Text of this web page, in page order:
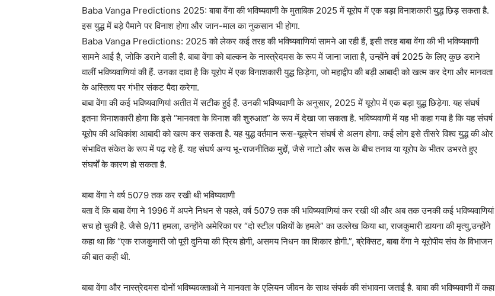
Baba Vanga Predictions 2025: बाबा वेंगा की भविष्यवाणी के मुताबिक 2025 में यूरोप में एक बड़ा विनाशकारी युद्ध छिड़ सकता है.
इस युद्ध में बड़े पैमाने पर विनाश होगा और जान-माल का नुकसान भी होगा.
Baba Vanga Predictions: 2025 को लेकर कई तरह की भविष्यवाणियां सामने आ रही हैं, इसी तरह बाबा वेंगा की भी भविष्यवाणी
सामने आई है, जोकि डराने वाली है. बाबा वेंगा को बाल्कन के नास्त्रेदमस के रूप में जाना जाता है, उन्होंने वर्ष 2025 के लिए कुछ डराने
वालीं भविष्यवाणियां की हैं. उनका दावा है कि यूरोप में एक विनाशकारी युद्ध छिड़ेगा, जो महाद्वीप की बड़ी आबादी को खत्म कर देगा और मानवता
के अस्तित्व पर गंभीर संकट पैदा करेगा.
बाबा वेंगा की कई भविष्यवाणियां अतीत में सटीक हुई हैं. उनकी भविष्यवाणी के अनुसार, 2025 में यूरोप में एक बड़ा युद्ध छिड़ेगा. यह संघर्ष
इतना विनाशकारी होगा कि इसे “मानवता के विनाश की शुरुआत” के रूप में देखा जा सकता है. भविष्यवाणी में यह भी कहा गया है कि यह संघर्ष
यूरोप की अधिकांश आबादी को खत्म कर सकता है. यह युद्ध वर्तमान रूस-यूक्रेन संघर्ष से अलग होगा. कई लोग इसे तीसरे विश्व युद्ध की ओर
संभावित संकेत के रूप में पढ़ रहे हैं. यह संघर्ष अन्य भू-राजनीतिक मुद्दों, जैसे नाटो और रूस के बीच तनाव या यूरोप के भीतर उभरते हुए
संघर्षों के कारण हो सकता है.
बाबा वेंगा ने वर्ष 5079 तक कर रखी थी भविष्यवाणी
बता दें कि बाबा वेंगा ने 1996 में अपने निधन से पहले, वर्ष 5079 तक की भविष्यवाणियां कर रखी थी और अब तक उनकी कई भविष्यवाणियां
सच हो चुकी है. जैसे 9/11 हमला, उन्होंने अमेरिका पर “दो स्टील पक्षियों के हमले” का उल्लेख किया था, राजकुमारी डायना की मृत्यु,उन्होंने
कहा था कि “एक राजकुमारी जो पूरी दुनिया की प्रिय होगी, असमय निधन का शिकार होगी.”, ब्रेक्सिट, बाबा वेंगा ने यूरोपीय संघ के विभाजन
की बात कही थी.
बाबा वेंगा और नास्त्रेदमस दोनों भविष्यवक्ताओं ने मानवता के एलियन जीवन के साथ संपर्क की संभावना जताई है. बाबा की भविष्यवाणी में कहा